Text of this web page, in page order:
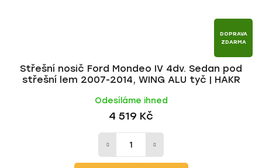
DOPRAVA
ZDARMA
Střešní nosič Ford Mondeo IV 4dv. Sedan pod
střešní lem 2007-2014, WING ALU tyč | HAKR
Odesíláme ihned
4 519 Kč